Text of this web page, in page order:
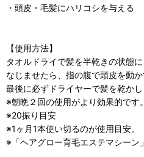
・頭皮・毛髪にハリコシを与える
【使用方法】
タオルドライで髪を半乾きの状態
なじませたら、指の腹で頭皮を動
最後に必ずドライヤーで髪を乾かし
※朝晩２回の使用がより効果的です。
※20振り目安
※1ヶ月1本使い切るのが使用目安。
※「ヘアグロー育毛エステマシーン